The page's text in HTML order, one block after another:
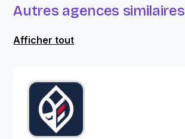
Autres agences similaires
Afficher tout